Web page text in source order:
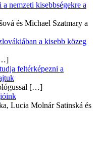
nemzeti kisebbségekre a
és Michael Szatmary a
a kisebb közeg
feltérképezni a
[…]
Lucia Molnár Satinská és